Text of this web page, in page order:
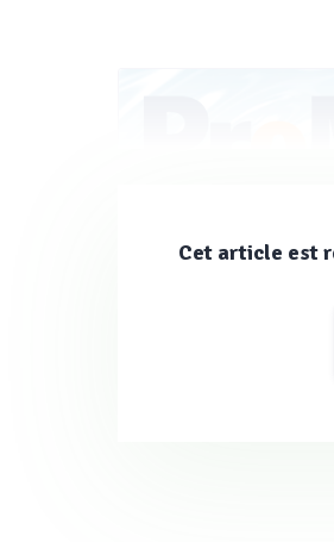
Optimiser la
Syclope
L'ALTICE’O peut
précis permet
Cet article est